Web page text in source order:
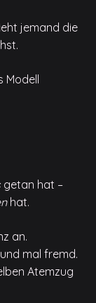
jemand die
Modell
getan hat –
hat.
an.
mal fremd.
Atemzug